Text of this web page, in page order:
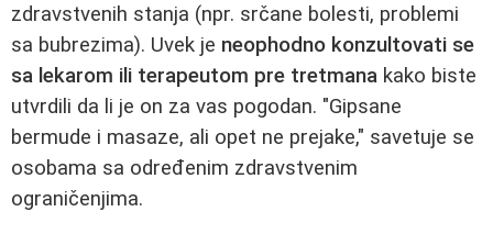
zdravstvenih stanja (npr. srčane bolesti, problemi
sa bubrezima). Uvek je neophodno konzultovati se
sa lekarom ili terapeutom pre tretmana kako biste
utvrdili da li je on za vas pogodan. "Gipsane
bermude i masaze, ali opet ne prejake," savetuje se
osobama sa određenim zdravstvenim
ograničenjima.